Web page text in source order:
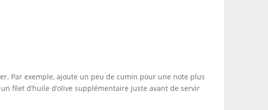
Par exemple, ajoute un peu de cumin pour une note plus
filet d’huile d’olive supplémentaire juste avant de servir